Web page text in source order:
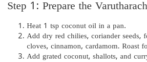
Step 1: Prepare the
Heat 1 tsp coconut oil in a pan.
Add dry red chilies, coriander seeds,
cloves, cinnamon, cardamom. Roast
Add grated coconut, shallots, and